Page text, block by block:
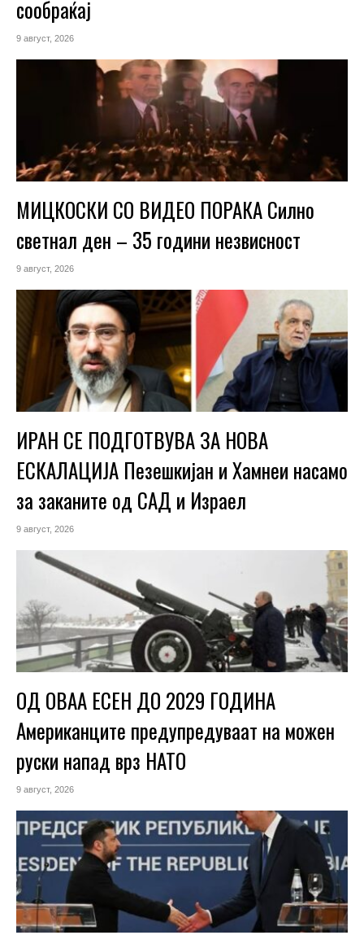
сообраќај
9 август, 2026
МИЦКОСКИ СО ВИДЕО ПОРАКА Силно
светнал ден – 35 години незвисност
9 август, 2026
ИРАН СЕ ПОДГОТВУВА ЗА НОВА
ЕСКАЛАЦИЈА Пезешкијан и Хамнеи насамо
за заканите од САД и Израел
9 август, 2026
ОД ОВАА ЕСЕН ДО 2029 ГОДИНА
Американците предупредуваат на можен
руски напад врз НАТО
9 август, 2026